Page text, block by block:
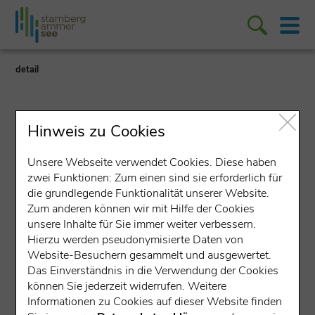
detail
Veranstaltung
PROJECT 2052 | Ein
phygitales Kunsterlebnis
Treffpunkt: Atelier NG AbstRacT
Petersbrunnerstraße 17a, 82319 Starnberg
Percha (588 m über NN)
Hinweis zu Cookies
Unsere Webseite verwendet Cookies. Diese haben
zwei Funktionen: Zum einen sind sie erforderlich für
die grundlegende Funktionalität unserer Website.
Zum anderen können wir mit Hilfe der Cookies
unsere Inhalte für Sie immer weiter verbessern.
Hierzu werden pseudonymisierte Daten von
Website-Besuchern gesammelt und ausgewertet.
Das Einverständnis in die Verwendung der Cookies
können Sie jederzeit widerrufen. Weitere
Informationen zu Cookies auf dieser Website finden